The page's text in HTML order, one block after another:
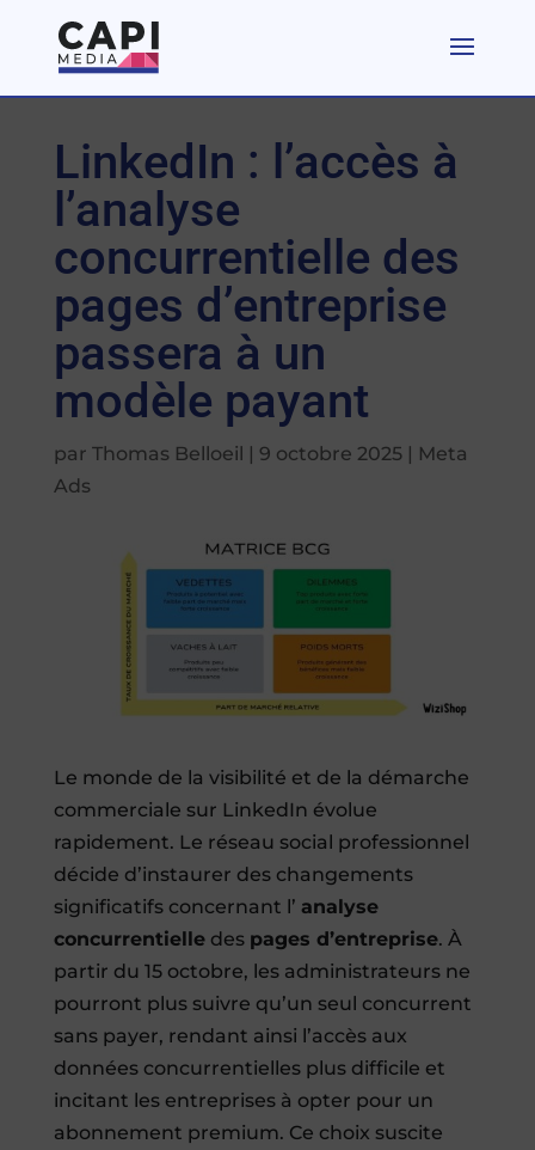
LinkedIn : l’accès à
l’analyse
concurrentielle des
pages d’entreprise
passera à un
modèle payant
par Thomas Belloeil | 9 octobre 2025| Meta
Ads
Le monde de la visibilité et de la démarche
commerciale sur LinkedIn évolue
rapidement. Le réseau social professionnel
décide d’instaurer des changements
significatifs concernant l’ analyse
concurrentielledes pages d’entreprise. À
partir du 15 octobre, les administrateurs ne
pourront plus suivre qu’un seul concurrent
sans payer, rendant ainsi l’accès aux
données concurrentielles plus difficile et
incitant les entreprises à opter pour un
abonnement premium. Ce choix suscite